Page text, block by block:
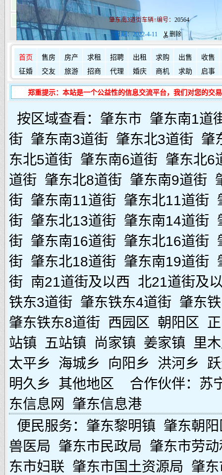
肇东南3道街车辆↑编号： 20564
日期：2022-4-11 删除
首页 售房 房产 求租 招聘 出租 求购 出售
收售
征婚
交友 旅游 招商 代理 婚庆 商机 求助 启事
郑重提示：本站是一个公益性的信息交流平台，我们对您的交
按区域查看： 肇东市 肇东南1道
街 肇东南3道街 肇东北3道街 肇
东北5道街 肇东南6道街 肇东北6
道街 肇东北8道街 肇东南9道街
街 肇东南11道街 肇东北11道街
街 肇东北13道街 肇东南14道街
街 肇东南16道街 肇东北16道街
街 肇东北18道街 肇东南19道街
街 南21道街及以西 北21道街及
铁东3道街 肇东铁东4道街 肇东
肇东铁东8道街 西园区 朝阳区
站镇
五站镇 尚家镇 姜家镇
里
太平乡
海城乡 向阳乡 洪河乡
明久乡
其他地区 合作伙伴： 苏
东信息网
肇东信息港
便民服务： 肇东黎明镇 肇东朝
兽医局 肇东市民政局 肇东市劳
东市妇联 肇东市国土资源局 肇